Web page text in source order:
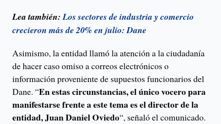
Lea también:Los sectores de industria y comercio
crecieron más de 20% en julio: Dane
Asimismo, la entidad llamó la atención a la ciudadanía
de hacer caso omiso a correos electrónicos o
información proveniente de supuestos funcionarios del
Dane. “En estas circunstancias, el único vocero para
manifestarse frente a este tema es el director de la
entidad, Juan Daniel Oviedo“, señaló el comunicado.